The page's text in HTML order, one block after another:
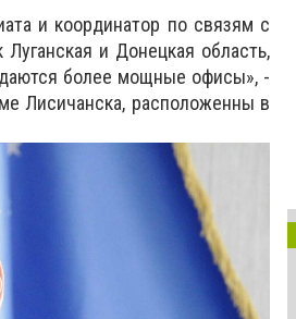
и координатор по связям с
и Донецкая область,
более мощные офисы», -
Лисичанска, расположенны в